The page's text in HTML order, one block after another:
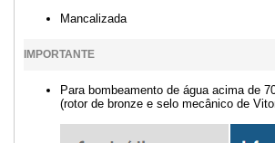
Mancalizada
IMPORTANTE
Para bombeamento de água acima de
(rotor de bronze e selo mecânico de